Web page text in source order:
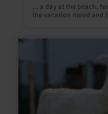
... a day at the beach,
the vacation mood and
learn